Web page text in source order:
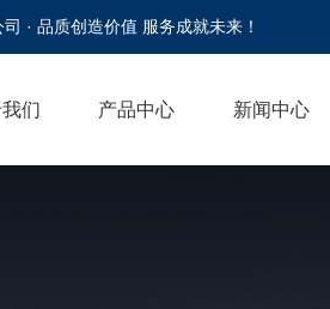
· 品质创造价值 服务成就未来！
们 产品中心 新闻中心